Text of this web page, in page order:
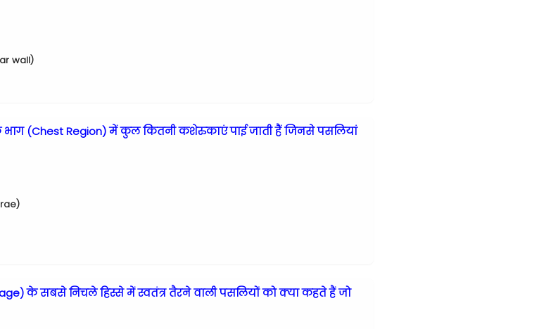
wall)
भाग (Chest Region) में कुल कितनी कशेरुकाएं पाई जाती हैं जिनसे पसलियां
के सबसे निचले हिस्से में स्वतंत्र तैरने वाली पसलियों को क्या कहते हैं जो